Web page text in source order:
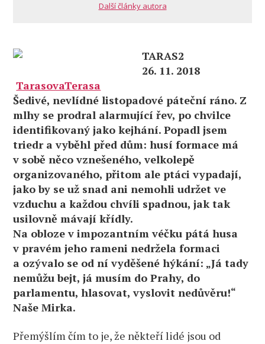
Další články autora
TARAS2
26. 11. 2018
TarasovaTerasa
Šedivé, nevlídné listopadové páteční ráno. Z
mlhy se prodral alarmující řev, po chvilce
identifikovaný jako kejhání. Popadl jsem
triedr a vyběhl před dům: husí formace má
v sobě něco vznešeného, velkolepě
organizovaného, přitom ale ptáci vypadají,
jako by se už snad ani nemohli udržet ve
vzduchu a každou chvíli spadnou, jak tak
usilovně mávají křídly.
Na obloze v impozantním véčku pátá husa
v pravém jeho rameni nedržela formaci
a ozývalo se od ní vyděšené hýkání: „Já tady
nemůžu bejt, já musím do Prahy, do
parlamentu, hlasovat, vyslovit nedůvěru!“
Naše Mirka.
Přemýšlím čím to je, že někteří lidé jsou od